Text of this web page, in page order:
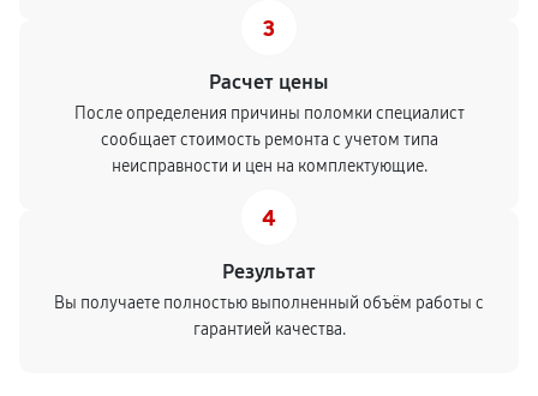
3
Расчет цены
После определения причины поломки специалист
сообщает стоимость ремонта с учетом типа
неисправности и цен на комплектующие.
4
Результат
Вы получаете полностью выполненный объём работы с
гарантией качества.